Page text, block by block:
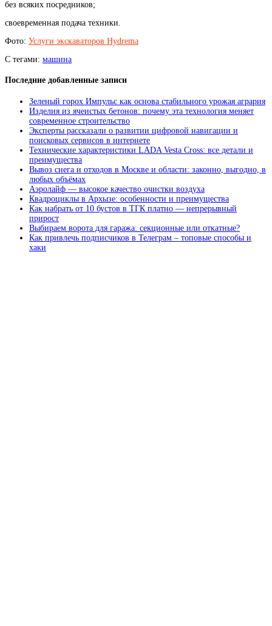
без всяких посредников;
своевременная подача техники.
Фото: Услуги экскаваторов Hydrema
С тегами: машина
Последние добавленные записи
Зеленый горох Импульс как основа стабильного урожая агрария
Изделия из ячеистых бетонов: почему эта технология меняет
современное строительство
Эксперты рассказали о развитии цифровой навигации и
поисковых сервисов в интернете
Технические характеристики LADA Vesta Cross: все детали и
преимущества
Вывоз снега и отходов в Москве и области: законно, выгодно, в
любых объёмах
Аэролайф — высокое качество очистки воздуха
Квадроциклы в Архызе: особенности и преимущества
Как набрать от 10 бустов в ТГК платно — непрерывный
прирост
Выбираем ворота для гаража: секционные или откатные?
Как привлечь подписчиков в Телеграм – топовые способы и
хаки